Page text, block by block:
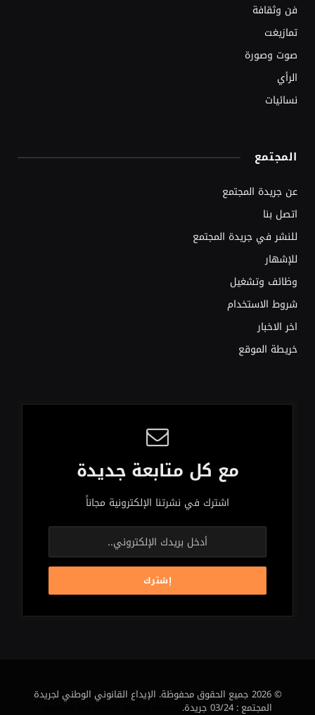
فن وثقافة
تمازيغت
صوت وصورة
الرأي
نسائيات
المجتمع
عن جريدة المجتمع
اتصل بنا
للنشر في جريدة المجتمع
للإشهار
وظائف وتشغيل
شروط الاستخدام
اخر الاخبار
خريطة الموقع
مع كل متابعة جديدة
اشترك في نشرتنا الإلكترونية مجاناً
© 2026 جميع الحقوق محفوظة. الإيداع القانوني الوطني لجريدة
المجتمع : 03/24 جريدة. Agence Marketing Digital Maroc